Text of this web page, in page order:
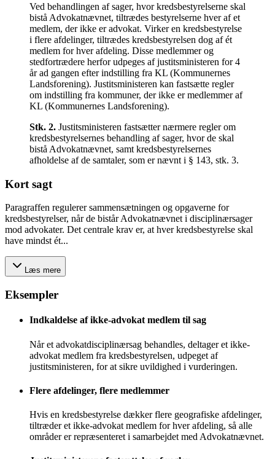
Ved behandlingen af sager, hvor kredsbestyrelserne skal
bistå Advokatnævnet, tiltrædes bestyrelserne hver af et
medlem, der ikke er advokat. Virker en kredsbestyrelse
i flere afdelinger, tiltrædes kredsbestyrelsen dog af ét
medlem for hver afdeling. Disse medlemmer og
stedfortrædere herfor udpeges af justitsministeren for 4
år ad gangen efter indstilling fra KL (Kommunernes
Landsforening). Justitsministeren kan fastsætte regler
om indstilling fra kommuner, der ikke er medlemmer af
KL (Kommunernes Landsforening).
Stk. 2. Justitsministeren fastsætter nærmere regler om
kredsbestyrelsernes behandling af sager, hvor de skal
bistå Advokatnævnet, samt kredsbestyrelsernes
afholdelse af de samtaler, som er nævnt i § 143, stk. 3.
Kort sagt
Paragraffen regulerer sammensætningen og opgaverne for
kredsbestyrelser, når de bistår Advokatnævnet i disciplinærsager
mod advokater. Det centrale krav er, at hver kredsbestyrelse skal
have mindst ét...
Læs mere
Eksempler
Indkaldelse af ikke-advokat medlem til sag
Når et advokatdisciplinærsag behandles, deltager et ikke-
advokat medlem fra kredsbestyrelsen, udpeget af
justitsministeren, for at sikre uvildighed i vurderingen.
Flere afdelinger, flere medlemmer
Hvis en kredsbestyrelse dækker flere geografiske afdelinger,
tiltræder et ikke-advokat medlem for hver afdeling, så alle
områder er repræsenteret i samarbejdet med Advokatnævnet.